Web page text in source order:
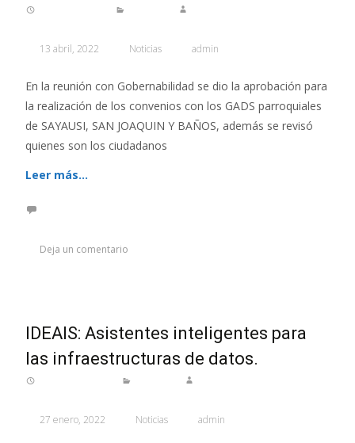
13 abril, 2022 Noticias admin
En la reunión con Gobernabilidad se dio la aprobación para
la realización de los convenios con los GADS parroquiales
de SAYAUSI, SAN JOAQUIN Y BAÑOS, además se revisó
quienes son los ciudadanos
Leer más…
Deja un comentario
IDEAIS: Asistentes inteligentes para
las infraestructuras de datos.
27 enero, 2022 Noticias admin